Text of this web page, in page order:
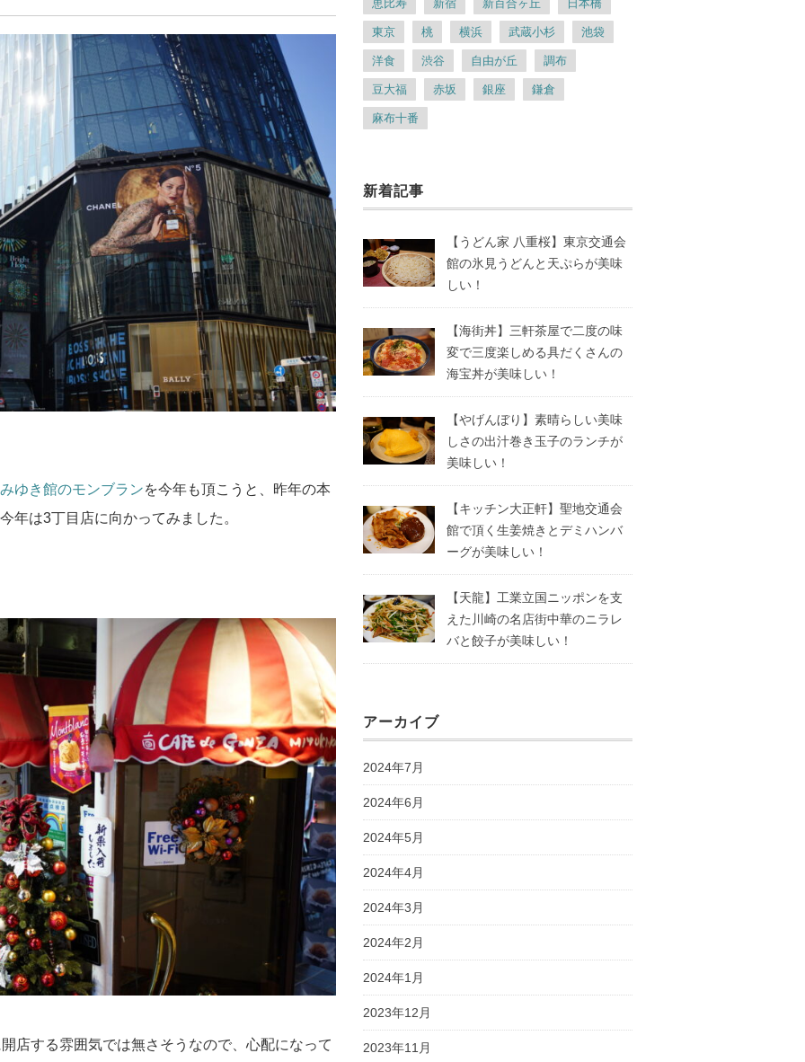
ゆき館のモンブランを今年も頂こうと、昨年の本
年は3丁目店に向かってみました。
店する雰囲気では無さそうなので、心配になって
恵比寿 新宿 新百合ヶ丘 日本橋
東京 桃 横浜 武蔵小杉 池袋
洋食 渋谷 自由が丘 調布
豆大福 赤坂 銀座 鎌倉
麻布十番
新着記事
【うどん家 八重桜】東京交通会
館の氷見うどんと天ぷらが美味
しい！
【海街丼】三軒茶屋で二度の味
変で三度楽しめる具だくさんの
海宝丼が美味しい！
【やげんぼり】素晴らしい美味
しさの出汁巻き玉子のランチが
美味しい！
【キッチン大正軒】聖地交通会
館で頂く生姜焼きとデミハンバ
ーグが美味しい！
【天龍】工業立国ニッポンを支
えた川崎の名店街中華のニラレ
バと餃子が美味しい！
アーカイブ
2024年7月
2024年6月
2024年5月
2024年4月
2024年3月
2024年2月
2024年1月
2023年12月
2023年11月